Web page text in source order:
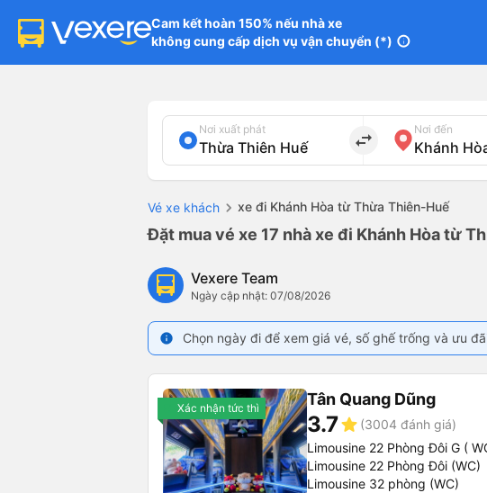
Cam kết hoàn 150% nếu nhà xe
không cung cấp dịch vụ vận chuyển (*) info
Nơi xuất phát
import_export
Nơi đến
Vé xe khách xe đi Khánh Hòa từ Thừa Thiên-Huế
Đặt mua vé xe 17 nhà xe đi Khánh Hòa từ
Vexere Team
Ngày cập nhật: 07/08/2026
info Chọn ngày đi để xem giá vé, số ghế trống và ưu
Xác nhận tức thì Tân Quang Dũng
3.7star (3004 đánh giá)
Limousine 22 Phòng Đôi G (
Limousine 22 Phòng Đôi (WC)
Limousine 32 phòng (WC)